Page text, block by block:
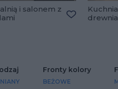
i salonem z
Fronty kolory
BEŻOWE